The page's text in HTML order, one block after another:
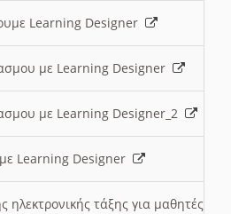
Learning Designer
με Learning Designer
με Learning Designer_2
Learning Designer
ηλεκτρονικής τάξης για μαθητές